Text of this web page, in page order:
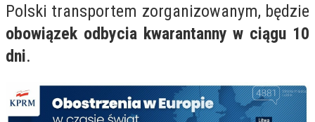
Polski transportem zorganizowanym, będzie
obowiązek odbycia kwarantanny w ciągu 10
dni.